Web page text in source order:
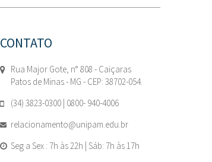
CONTATO
Rua Major Gote, n° 808 - Caiçaras
Patos de Minas - MG - CEP: 38702-054.
(34) 3823-0300 | 0800- 940-4006
relacionamento@unipam.edu.br
Seg a Sex : 7h às 22h | Sáb: 7h às 17h